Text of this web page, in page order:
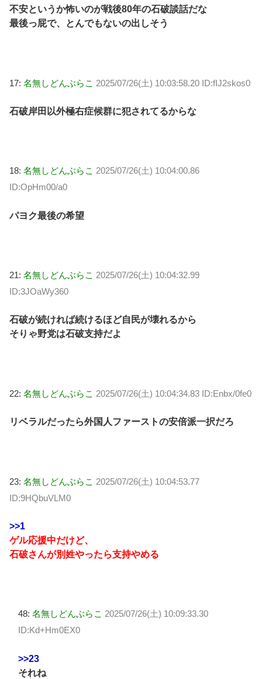
不安というか怖いのが戦後80年の石破談話だな
最後っ屁で、とんでもないの出しそう
17: 名無しどんぶらこ 2025/07/26(土) 10:03:58.20 ID:fIJ2skos0
石破岸田以外極右症候群に犯されてるからな
18: 名無しどんぶらこ 2025/07/26(土) 10:04:00.86
ID:OpHm00/a0
パヨク最後の希望
21: 名無しどんぶらこ 2025/07/26(土) 10:04:32.99
ID:3JOaWy360
石破が続ければ続けるほど自民が壊れるから
そりゃ野党は石破支持だよ
22: 名無しどんぶらこ 2025/07/26(土) 10:04:34.83 ID:Enbx/0fe0
リベラルだったら外国人ファーストの安倍派一択だろ
23: 名無しどんぶらこ 2025/07/26(土) 10:04:53.77
ID:9HQbuVLM0
>>1
ゲル応援中だけど、
石破さんが別姓やったら支持やめる
48: 名無しどんぶらこ 2025/07/26(土) 10:09:33.30
ID:Kd+Hm0EX0
>>23
それね